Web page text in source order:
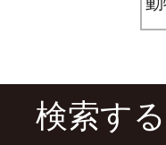
検索する